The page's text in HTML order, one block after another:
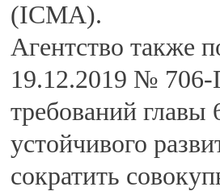
(ICMA).
Агентство также
19.12.2019 № 706-
требований
устойчивого
сократить